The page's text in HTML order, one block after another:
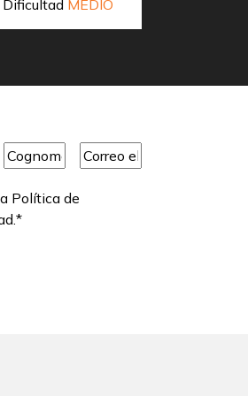
Dificultad MEDIO
Cognome
Correo
electrónico
Política de
*